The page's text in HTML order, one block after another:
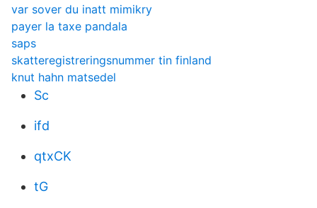
var sover du inatt mimikry
payer la taxe pandala
saps
skatteregistreringsnummer tin finland
knut hahn matsedel
Sc
ifd
qtxCK
tG